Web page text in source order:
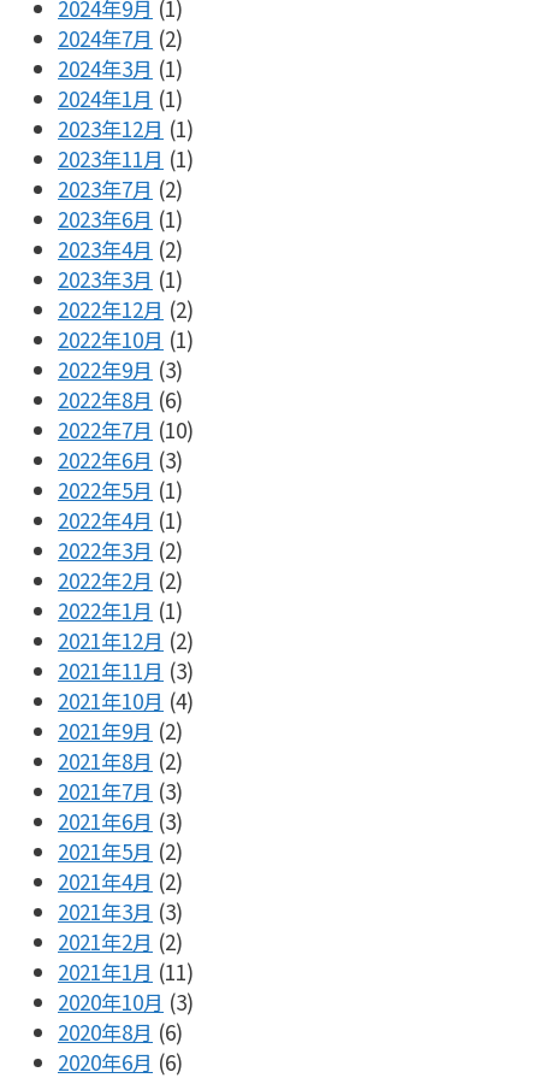
2024年9月 (1)
2024年7月 (2)
2024年3月 (1)
2024年1月 (1)
2023年12月 (1)
2023年11月 (1)
2023年7月 (2)
2023年6月 (1)
2023年4月 (2)
2023年3月 (1)
2022年12月 (2)
2022年10月 (1)
2022年9月 (3)
2022年8月 (6)
2022年7月 (10)
2022年6月 (3)
2022年5月 (1)
2022年4月 (1)
2022年3月 (2)
2022年2月 (2)
2022年1月 (1)
2021年12月 (2)
2021年11月 (3)
2021年10月 (4)
2021年9月 (2)
2021年8月 (2)
2021年7月 (3)
2021年6月 (3)
2021年5月 (2)
2021年4月 (2)
2021年3月 (3)
2021年2月 (2)
2021年1月 (11)
2020年10月 (3)
2020年8月 (6)
2020年6月 (6)